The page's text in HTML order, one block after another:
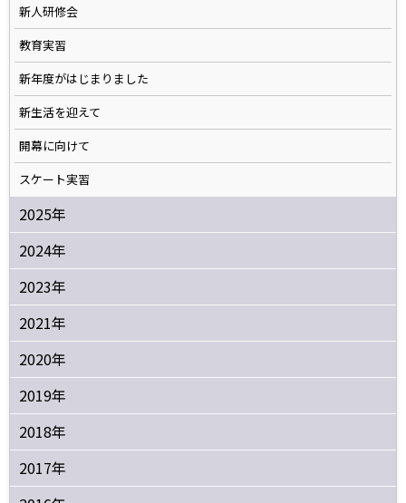
新人研修会
教育実習
新年度がはじまりました
新生活を迎えて
開幕に向けて
スケート実習
2025年
2024年
2023年
2021年
2020年
2019年
2018年
2017年